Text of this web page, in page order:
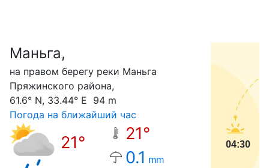
Маньга,
на правом берегу реки Маньга
Пряжинского района,
61.6° N, 33.44° E 94 m
Погода на ближайший час
21°
21°
0.1 mm
04:30